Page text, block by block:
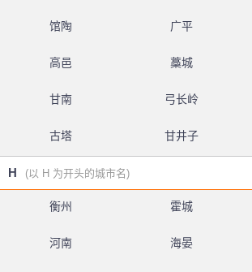
馆陶 广平
高邑 藁城
甘南 弓长岭
古塔 甘井子
H (以 H 为开头的城市名)
衡州 霍城
河南 海晏